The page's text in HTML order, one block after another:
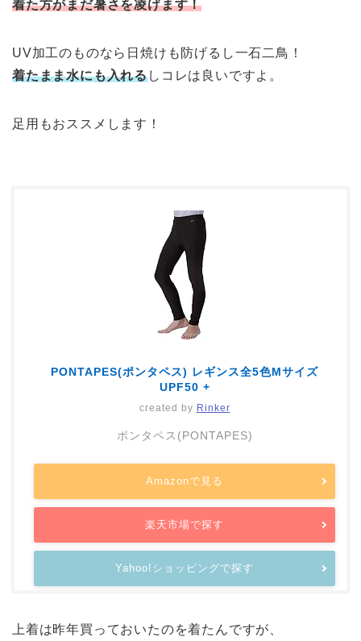
着た方がまだ暑さを凌げます！
UV加工のものなら日焼けも防げるし一石二鳥！
着たまま水にも入れるしコレは良いですよ。
足用もおススメします！
PONTAPES(ポンタペス) レギンス全5色Mサイズ
UPF50 +
created by Rinker
ポンタペス(PONTAPES)
Amazonで見る
楽天市場で探す
Yahoo!ショッピングで探す
上着は昨年買っておいたのを着たんですが、